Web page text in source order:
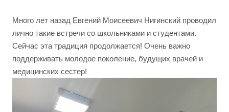
Много лет назад Евгений Моисеевич Нигинский проводил
лично такие встречи со школьниками и студентами.
Сейчас эта традиция продолжается! Очень важно
поддерживать молодое поколение, будущих врачей и
медицинских сестер!